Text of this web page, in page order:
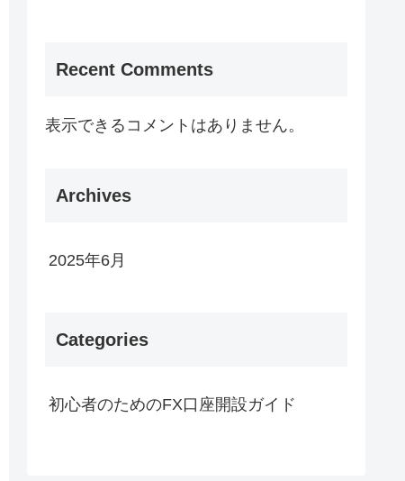
Recent Comments
表示できるコメントはありません。
Archives
2025年6月
Categories
初心者のためのFX口座開設ガイド